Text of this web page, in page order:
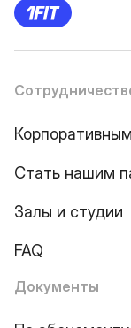
Стать нашим
Залы и студии
FAQ
Документы